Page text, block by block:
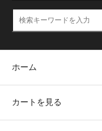
ホーム
カートを見る